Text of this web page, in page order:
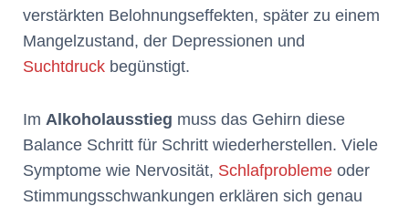
verstärkten Belohnungseffekten, später zu einem
Mangelzustand, der Depressionen und
Suchtdruck begünstigt.
Im Alkoholausstieg muss das Gehirn diese
Balance Schritt für Schritt wiederherstellen. Viele
Symptome wie Nervosität, Schlafprobleme oder
Stimmungsschwankungen erklären sich genau